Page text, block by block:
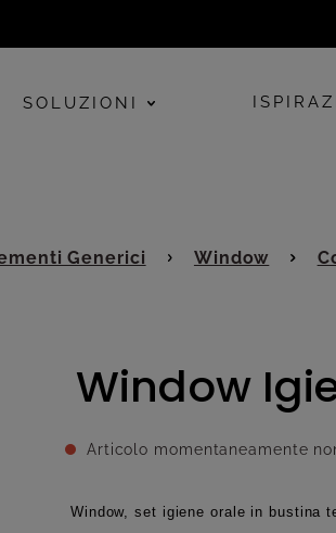
SOLUZIONI
Generici Window
Window
Articolo momentaneamente
Window, set igiene orale in bustina